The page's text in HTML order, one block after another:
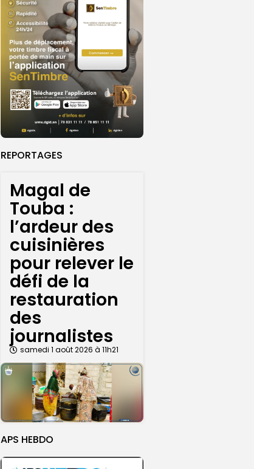
REPORTAGES
Magal de
Touba :
l’ardeur des
cuisinières
pour relever le
défi de la
restauration
des
journalistes
samedi 1 août 2026 à 11h21
APS HEBDO